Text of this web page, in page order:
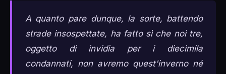
A quanto pare dunque, la sorte, battendo
strade insospettate, ha fatto sì che noi tre,
oggetto di invidia per i diecimila
condannati, non avremo quest'inverno né